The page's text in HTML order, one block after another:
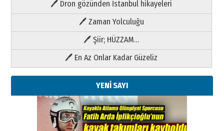
🖊 Dron gözünden İstanbul hikayeleri
🖊 Zaman Yolculuğu
🖊 Şiir; HÜZZAM…
🖊 En Az Onlar Kadar Güzeliz
YENİ SAYI